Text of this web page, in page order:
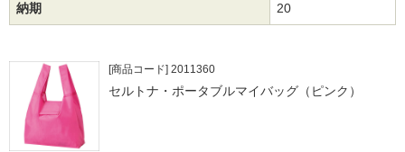
納期 20
[商品コード] 2011360
セルトナ・ポータブルマイバッグ（ピンク）